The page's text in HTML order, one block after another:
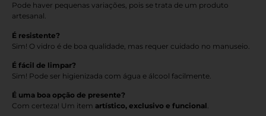
Pode haver pequenas variações, pois se trata de um produto
artesanal.
É resistente?
Sim! O vidro é de boa qualidade, mas requer cuidado no manuseio.
É fácil de limpar?
Sim! Pode ser higienizada com água e álcool facilmente.
É uma boa opção de presente?
Com certeza! Um item artístico, exclusivo e funcional.